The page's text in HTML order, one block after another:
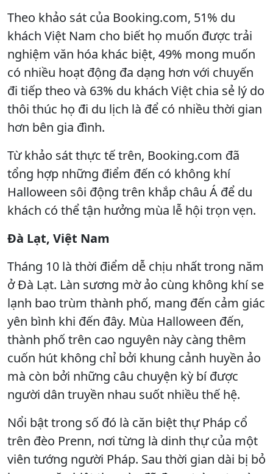
Theo khảo sát của Booking.com, 51% du
khách Việt Nam cho biết họ muốn được trải
nghiệm văn hóa khác biệt, 49% mong muốn
có nhiều hoạt động đa dạng hơn với chuyến
đi tiếp theo và 63% du khách Việt chia sẻ lý do
thôi thúc họ đi du lịch là để có nhiều thời gian
hơn bên gia đình.
Từ khảo sát thực tế trên, Booking.com đã
tổng hợp những điểm đến có không khí
Halloween sôi động trên khắp châu Á để du
khách có thể tận hưởng mùa lễ hội trọn vẹn.
Đà Lạt, Việt Nam
Tháng 10 là thời điểm dễ chịu nhất trong năm
ở Đà Lạt. Làn sương mờ ảo cùng không khí se
lạnh bao trùm thành phố, mang đến cảm giác
yên bình khi đến đây. Mùa Halloween đến,
thành phố trên cao nguyên này càng thêm
cuốn hút không chỉ bởi khung cảnh huyền ảo
mà còn bởi những câu chuyện kỳ bí được
người dân truyền nhau suốt nhiều thế hệ.
Nổi bật trong số đó là căn biệt thự Pháp cổ
trên đèo Prenn, nơi từng là dinh thự của một
viên tướng người Pháp. Sau thời gian dài bị bỏ